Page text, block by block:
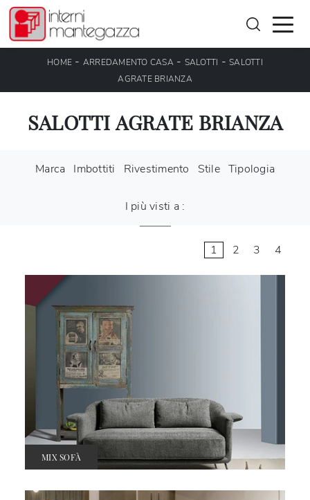
HOME - ARREDAMENTO CASA- SALOTTI -SALOTTI
AGRATE BRIANZA
SALOTTI AGRATE BRIANZA
Marca Imbottiti Rivestimento Stile Tipologia
I più visti a :
1 2 3 4
MIX SOFÀ